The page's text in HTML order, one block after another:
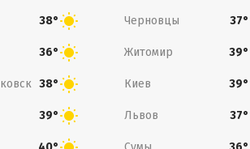
38° Черновцы 37°
36° Житомир 39°
38° Киев 39°
39° Львов 37°